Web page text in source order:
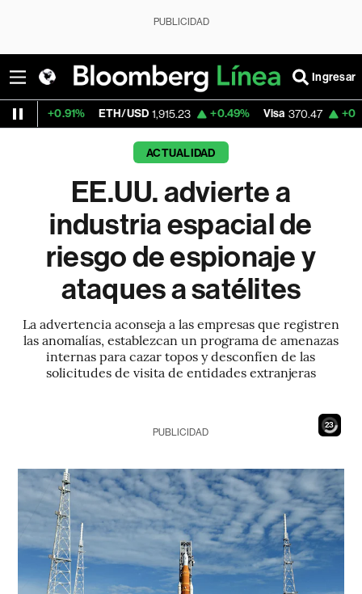
PUBLICIDAD
Ingresar
ETH/USD 1,915.23 +0.49% Visa 370.47 +0.52%
ACTUALIDAD
EE.UU. advierte a
industria espacial de
riesgo de espionaje y
ataques a satélites
La advertencia aconseja a las empresas que registren
las anomalías, establezcan un programa de amenazas
internas para cazar topos y desconfíen de las
solicitudes de visita de entidades extranjeras
21
PUBLICIDAD